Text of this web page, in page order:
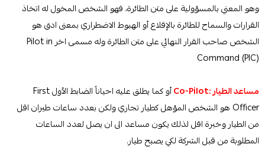
وهو المعني بالمسؤولية على متن الطائرة، فهو الشخص المخول له اتخاذ
القرارات والسماح للطائرة بالإقلاع أو الهبوط الاضطراري بمعنى ادق هو
الشخص صاحب القرار النهائي على متن الطائرة وله مسمى اخر Pilot in
Command (PIC)
مساعد الطيار :Co-Pilot
أو كما يطلق عليه احياناً الضابط الأول First
Officer هو الشخص المؤهل كطيار تجاري ولكن بعدد ساعات طيران اقل
من الطيار وخبرة اقل لذلك يكون مساعد الى ان يصل لعدد الساعات
المطلوبة من قبل الشركة لكي يصبح طيار.